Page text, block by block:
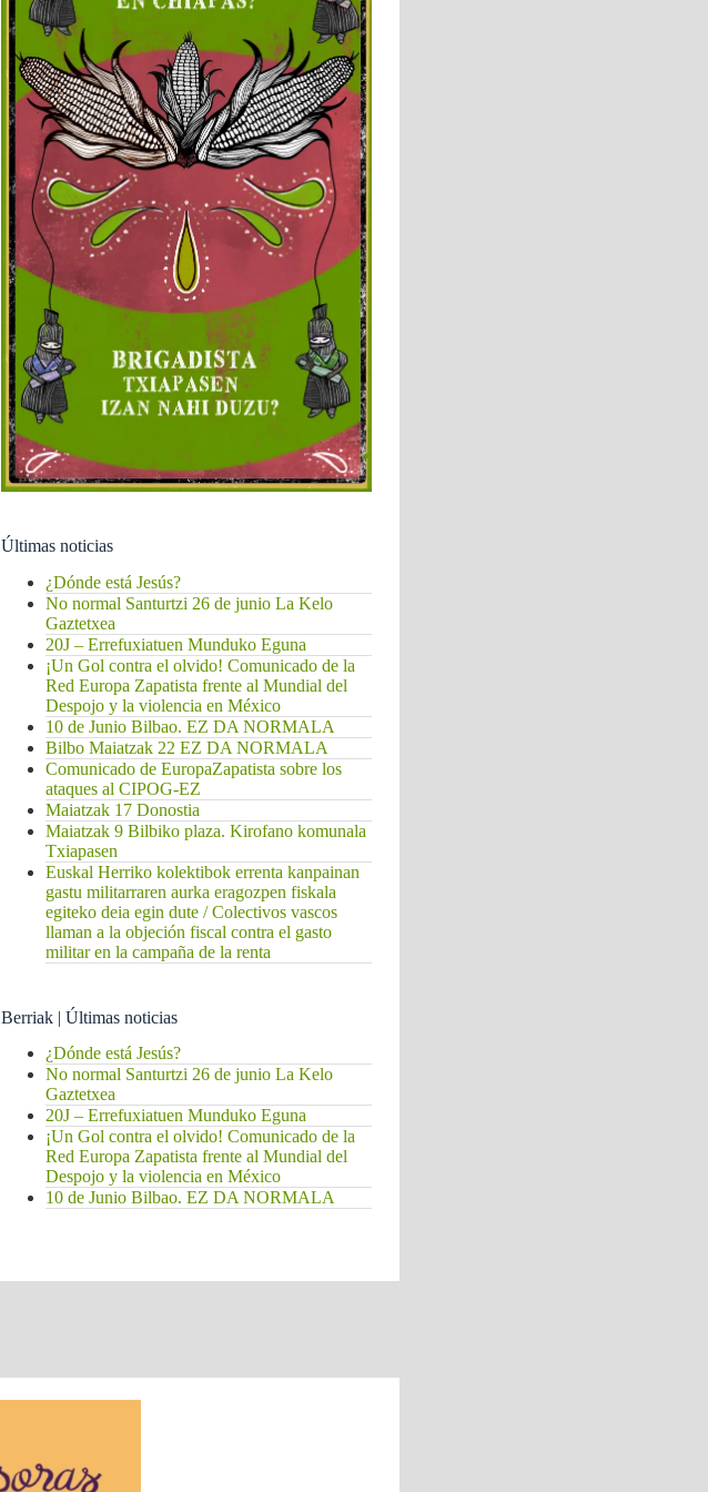
Últimas noticias
¿Dónde está Jesús?
No normal Santurtzi 26 de junio La Kelo
Gaztetxea
20J – Errefuxiatuen Munduko Eguna
¡Un Gol contra el olvido! Comunicado de la
Red Europa Zapatista frente al Mundial del
Despojo y la violencia en México
10 de Junio Bilbao. EZ DA NORMALA
Bilbo Maiatzak 22 EZ DA NORMALA
Comunicado de EuropaZapatista sobre los
ataques al CIPOG-EZ
Maiatzak 17 Donostia
Maiatzak 9 Bilbiko plaza. Kirofano komunala
Txiapasen
Euskal Herriko kolektibok errenta kanpainan
gastu militarraren aurka eragozpen fiskala
egiteko deia egin dute / Colectivos vascos
llaman a la objeción fiscal contra el gasto
militar en la campaña de la renta
Berriak | Últimas noticias
¿Dónde está Jesús?
No normal Santurtzi 26 de junio La Kelo
Gaztetxea
20J – Errefuxiatuen Munduko Eguna
¡Un Gol contra el olvido! Comunicado de la
Red Europa Zapatista frente al Mundial del
Despojo y la violencia en México
10 de Junio Bilbao. EZ DA NORMALA